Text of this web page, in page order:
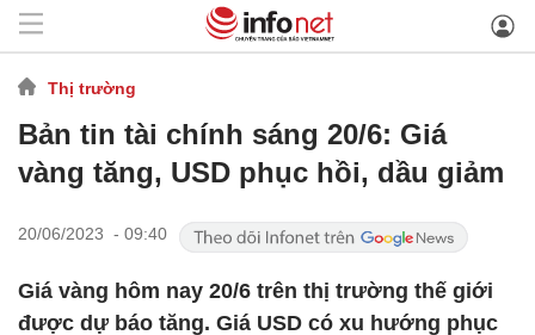
Thị trường
Bản tin tài chính sáng 20/6: Giá
vàng tăng, USD phục hồi, dầu giảm
20/06/2023 - 09:40
Giá vàng hôm nay 20/6 trên thị trường thế giới
được dự báo tăng. Giá USD có xu hướng phục